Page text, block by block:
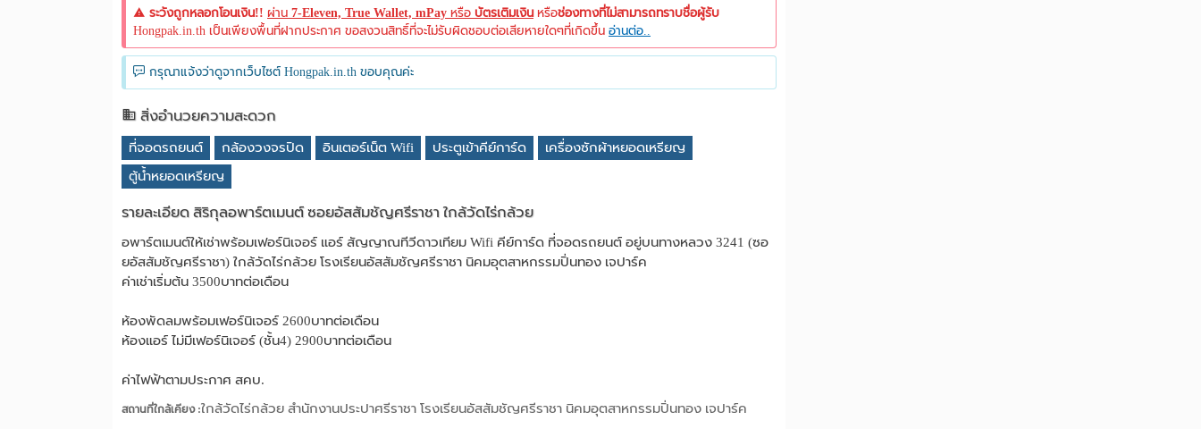
ระวังถูกหลอกโอนเงิน!! ผ่าน 7-Eleven, True Wallet, mPay หรือ บัตรเติมเงินหรือช่องทางที่ไม่สามารถทราบชื่อผู้รับ
Hongpak.in.th เป็นเพียงพื้นที่ฝากประกาศ ขอสงวนสิทธิ์ที่จะไม่รับผิดชอบต่อเสียหายใดๆที่เกิดขึ้น อ่านต่อ..
กรุณาแจ้งว่าดูจากเว็บไซต์ Hongpak.in.th ขอบคุณค่ะ
สิ่งอำนวยความสะดวก
ที่จอดรถยนต์ กล้องวงจรปิด อินเตอร์เน็ต Wifi ประตูเข้าคีย์การ์ด
เครื่องซักผ้าหยอดเหรียญ
ตู้น้ำหยอดเหรียญ
รายละเอียด สิริกุลอพาร์ตเมนต์ ซอยอัสสัมชัญศรีราชา ใกล้วัดไร่กล้วย
อพาร์ตเมนต์ให้เช่าพร้อมเฟอร์นิเจอร์ แอร์ สัญญาณทีวีดาวเทียม Wifi คีย์การ์ด ที่จอดรถยนต์ อยู่บนทางหลวง 3241 (ซอ
ยอัสสัมชัญศรีราชา) ใกล้วัดไร่กล้วย โรงเรียนอัสสัมชัญศรีราชา นิคมอุตสาหกรรมปิ่นทอง เจปาร์ค
ค่าเช่าเริ่มต้น 3500บาทต่อเดือน
ห้องพัดลมพร้อมเฟอร์นิเจอร์ 2600บาทต่อเดือน
ห้องแอร์ ไม่มีเฟอร์นิเจอร์ (ชั้น4) 2900บาทต่อเดือน
ค่าไฟฟ้าตามประกาศ สคบ.
สถานที่ใกล้เคียง :ใกล้วัดไร่กล้วย สำนักงานประปาศรีราชา โรงเรียนอัสสัมชัญศรีราชา นิคมอุตสาหกรรมปิ่นทอง เจปาร์ค